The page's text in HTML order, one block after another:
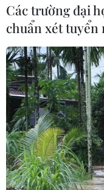
Các trường đại
chuẩn xét tuyển